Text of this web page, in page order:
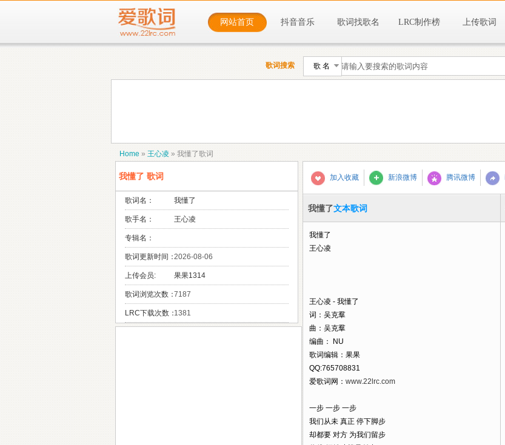
网站首页 抖音音乐 歌词找歌名 LRC制作榜 上传歌词
歌词搜索 歌 名
Home » 王心凌 » 我懂了歌词
我懂了 歌词
歌词名： 我懂了
歌手名： 王心凌
专辑名：
歌词更新时间：2026-08-06
上传会员: 果果1314
歌词浏览次数：7187
LRC下载次数：1381
加入收藏 新浪微博 腾讯微博
我懂了文本歌词
我懂了
王心凌
王心凌 - 我懂了
词：吴克羣
曲：吴克羣
编曲： NU
歌词编辑：果果
QQ:765708831
爱歌词网： www.22lrc.com
一步 一步 一步
我们从未 真正 停下脚步
却都要 对方 为我们留步